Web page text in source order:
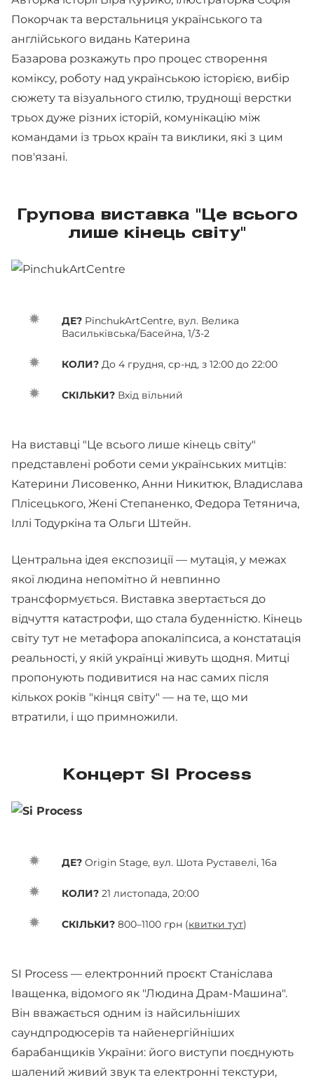
Покорчак та верстальниця українського та
англійського видань Катерина
Базарова розкажуть про процес створення
коміксу, роботу над українською історією, вибір
сюжету та візуального стилю, труднощі верстки
трьох дуже різних історій, комунікацію між
командами із трьох країн та виклики, які з цим
пов'язані.
Групова виставка "Це всього
лише кінець світу"
ДЕ? PinchukArtCentre, вул. Велика
Васильківська/Басейна, 1/3-2
КОЛИ? До 4 грудня, ср-нд, з 12:00 до 22:00
СКІЛЬКИ? Вхід вільний
На виставці "Це всього лише кінець світу"
представлені роботи семи українських митців:
Катерини Лисовенко, Анни Никитюк, Владислава
Плісецького, Жені Степаненко, Федора Тетянича,
Іллі Тодуркіна та Ольги Штейн.
Центральна ідея експозиції — мутація, у межах
якої людина непомітно й невпинно
трансформується. Виставка звертається до
відчуття катастрофи, що стала буденністю. Кінець
світу тут не метафора апокаліпсиса, а констатація
реальності, у якій українці живуть щодня. Митці
пропонують подивитися на нас самих після
кількох років "кінця світу" — на те, що ми
втратили, і що примножили.
Концерт SI Process
ДЕ? Origin Stage, вул. Шота Руставелі, 16а
КОЛИ? 21 листопада, 20:00
СКІЛЬКИ? 800–1100 грн (квитки тут)
SI Process — електронний проєкт Станіслава
Іващенка, відомого як "Людина Драм-Машина".
Він вважається одним із найсильніших
саундпродюсерів та найенергійніших
барабанщиків України: його виступи поєднують
шалений живий звук та електронні текстури,